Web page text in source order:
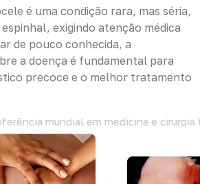
é uma condição rara, mas séria,
exigindo atenção médica
de pouco conhecida, a
a doença é fundamental para
precoce e o melhor tratamento
mundial em medicina e cirurgia